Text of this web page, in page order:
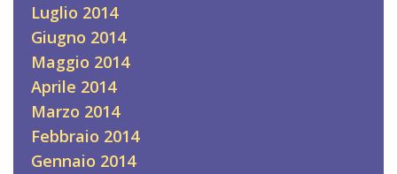
Luglio 2014
Giugno 2014
Maggio 2014
Aprile 2014
Marzo 2014
Febbraio 2014
Gennaio 2014